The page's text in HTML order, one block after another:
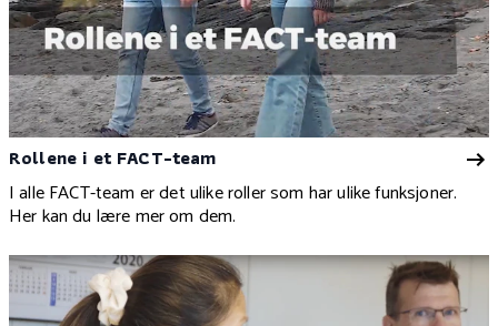
Rollene i et FACT-team
I alle FACT-team er det ulike roller som har ulike funksjoner.
Her kan du lære mer om dem.